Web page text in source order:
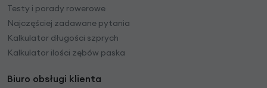
Testy i porady rowerowe
Najczęściej zadawane pytania
Kalkulator długości szprych
Kalkulator ilości zębów paska
Biuro obsługi klienta